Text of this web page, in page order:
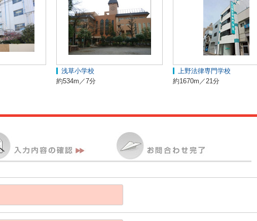
浅草小学校
約534m／7分
上野法律専門学校
約1670m／21分